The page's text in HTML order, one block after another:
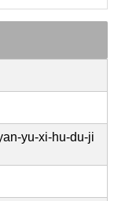
yu-xi-hu-du-ji